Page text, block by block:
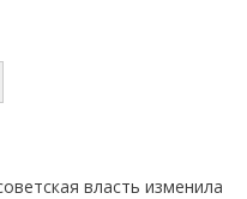
власть изменила